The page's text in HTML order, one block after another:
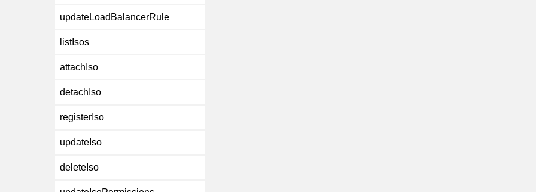
updateLoadBalancerRule
listIsos
attachIso
detachIso
registerIso
updateIso
deleteIso